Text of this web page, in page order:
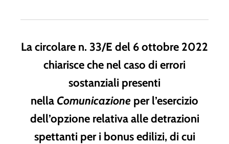
La circolare n. 33/E del 6 ottobre 2022
chiarisce che nel caso di errori
sostanziali presenti
nella Comunicazione per l’esercizio
dell’opzione relativa alle detrazioni
spettanti per i bonus edilizi, di cui